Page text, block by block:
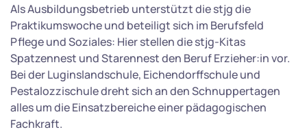
Als Ausbildungsbetrieb unterstützt die stjg die
Praktikumswoche und beteiligt sich im Berufsfeld
Pflege und Soziales: Hier stellen die stjg-Kitas
Spatzennest und Starennest den Beruf Erzieher:in vor.
Bei der Luginslandschule, Eichendorffschule und
Pestalozzischule dreht sich an den Schnuppertagen
alles um die Einsatzbereiche einer pädagogischen
Fachkraft.